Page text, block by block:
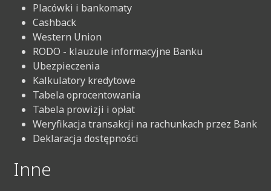
Placówki i bankomaty
Cashback
Western Union
RODO - klauzule informacyjne Banku
Ubezpieczenia
Kalkulatory kredytowe
Tabela oprocentowania
Tabela prowizji i opłat
Weryfikacja transakcji na rachunkach przez Bank
Deklaracja dostępności
Inne